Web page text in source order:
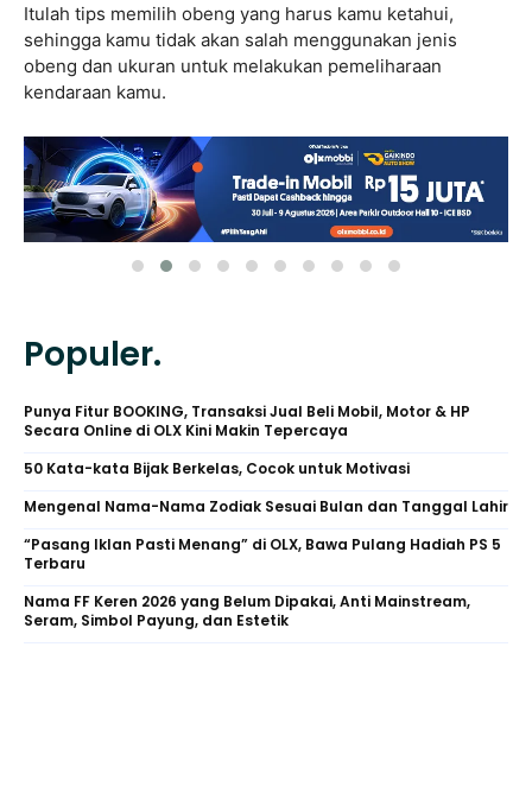
Itulah tips memilih obeng yang harus kamu ketahui,
sehingga kamu tidak akan salah menggunakan jenis
obeng dan ukuran untuk melakukan pemeliharaan
kendaraan kamu.
Populer.
Punya Fitur BOOKING, Transaksi Jual Beli Mobil, Motor & HP
Secara Online di OLX Kini Makin Tepercaya
50 Kata-kata Bijak Berkelas, Cocok untuk Motivasi
Mengenal Nama-Nama Zodiak Sesuai Bulan dan Tanggal Lahir
“Pasang Iklan Pasti Menang” di OLX, Bawa Pulang Hadiah PS 5
Terbaru
Nama FF Keren 2026 yang Belum Dipakai, Anti Mainstream,
Seram, Simbol Payung, dan Estetik